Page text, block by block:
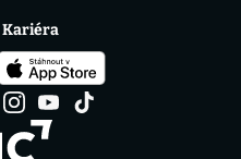
Kariéra